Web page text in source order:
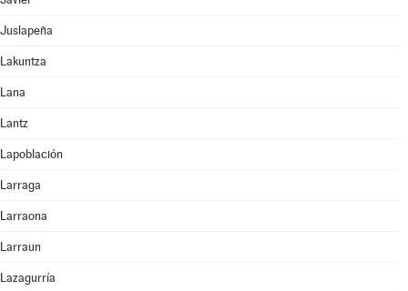
Juslapeña
Lakuntza
Lana
Lantz
Lapoblación
Larraga
Larraona
Larraun
Lazagurría